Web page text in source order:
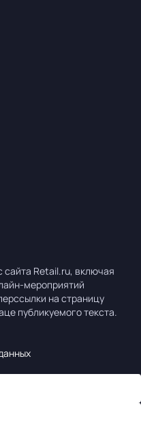
Retail.ru, включая
мероприятий
на страницу
публикуемого текста.